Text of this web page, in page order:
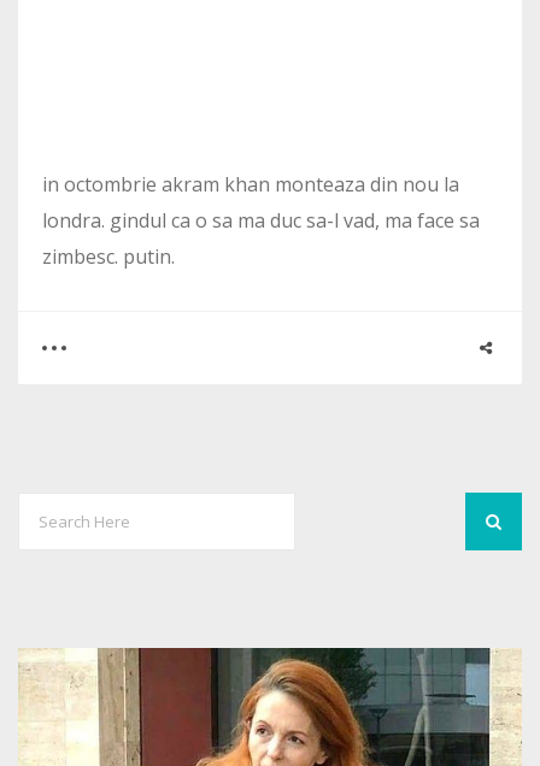
in octombrie akram khan monteaza din nou la
londra. gindul ca o sa ma duc sa-l vad, ma face sa
zimbesc. putin.